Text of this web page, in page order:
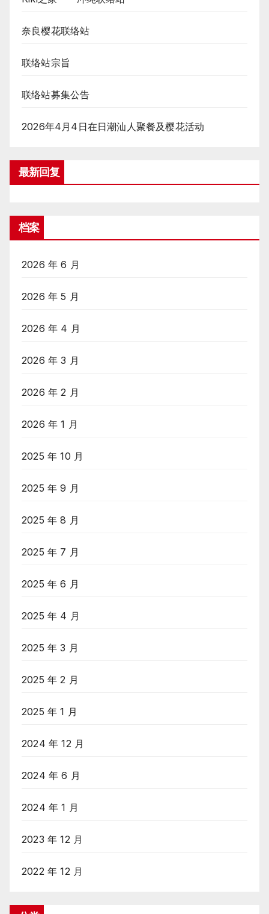
奈良樱花联络站
联络站宗旨
联络站募集公告
2026年4月4日在日潮汕人聚餐及樱花活动
最新回复
档案
2026 年 6 月
2026 年 5 月
2026 年 4 月
2026 年 3 月
2026 年 2 月
2026 年 1 月
2025 年 10 月
2025 年 9 月
2025 年 8 月
2025 年 7 月
2025 年 6 月
2025 年 4 月
2025 年 3 月
2025 年 2 月
2025 年 1 月
2024 年 12 月
2024 年 6 月
2024 年 1 月
2023 年 12 月
2022 年 12 月